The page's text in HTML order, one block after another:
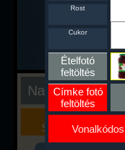
Nap kiértékelése
Kalória
Szimulátor
Rost
Cukor
Ételfotó
feltöltés
Címke fotó
feltöltés